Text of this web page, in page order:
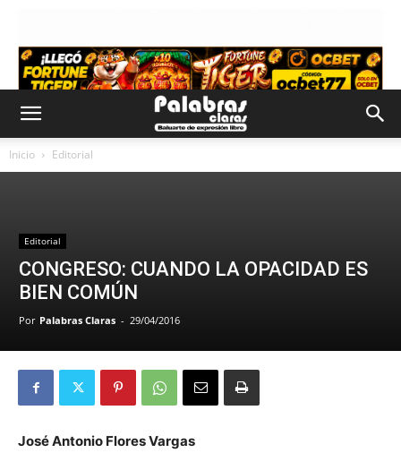
Inicio Editorial
Editorial
CONGRESO: CUANDO LA OPACIDAD ES
BIEN COMÚN
Por Palabras Claras - 29/04/2016
José Antonio Flores Vargas